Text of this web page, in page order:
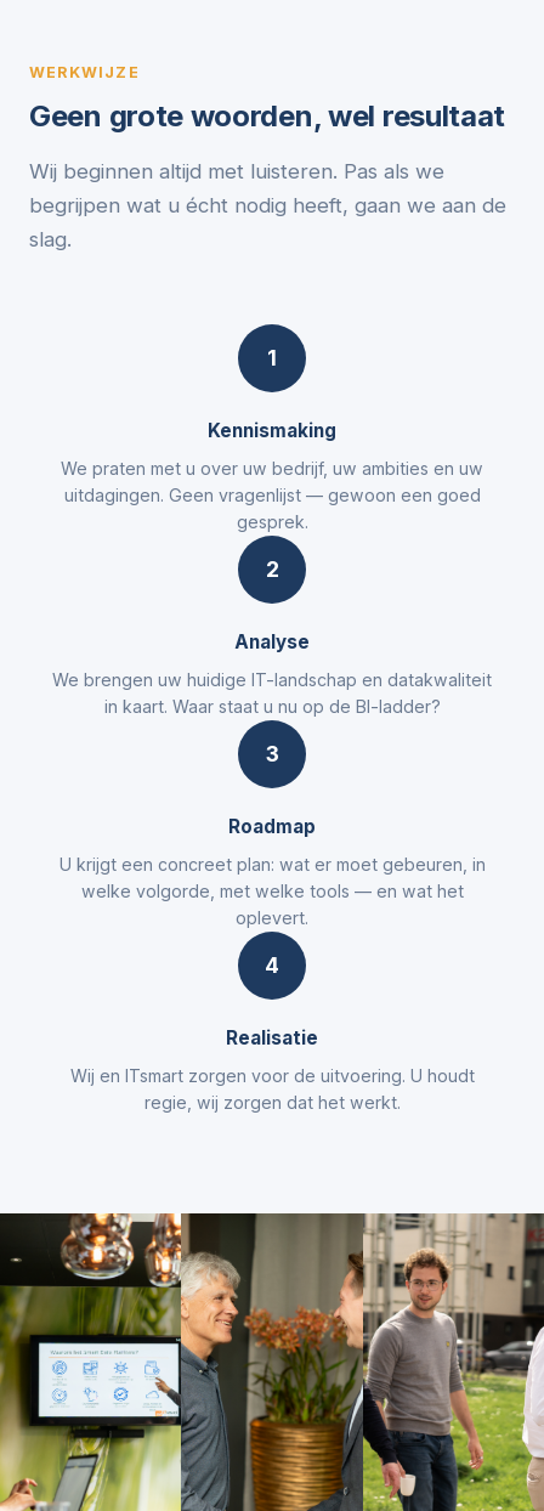
WERKWIJZE
Geen grote woorden, wel resultaat
Wij beginnen altijd met luisteren. Pas als we
begrijpen wat u écht nodig heeft, gaan we aan de
slag.
1
Kennismaking
We praten met u over uw bedrijf, uw ambities en uw
uitdagingen. Geen vragenlijst — gewoon een goed
gesprek.
2
Analyse
We brengen uw huidige IT-landschap en datakwaliteit
in kaart. Waar staat u nu op de BI-ladder?
3
Roadmap
U krijgt een concreet plan: wat er moet gebeuren, in
welke volgorde, met welke tools — en wat het
oplevert.
4
Realisatie
Wij en ITsmart zorgen voor de uitvoering. U houdt
regie, wij zorgen dat het werkt.